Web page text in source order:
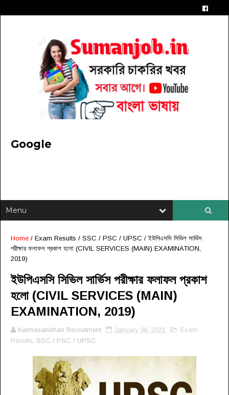
Google
Home / Exam Results / SSC / PSC / UPSC /ইউপিএসসি সিভিল সার্ভিস
পরীক্ষার ফলাফল প্রকাশ হলো (CIVIL SERVICES (MAIN) EXAMINATION,
2019)
ইউপিএসসি সিভিল সার্ভিস পরীক্ষার ফলাফল প্রকাশ
হলো (CIVIL SERVICES (MAIN)
EXAMINATION, 2019)
Karmasandhan Recruitment January 06, 2021
Exam
Results , SSC / PSC / UPSC